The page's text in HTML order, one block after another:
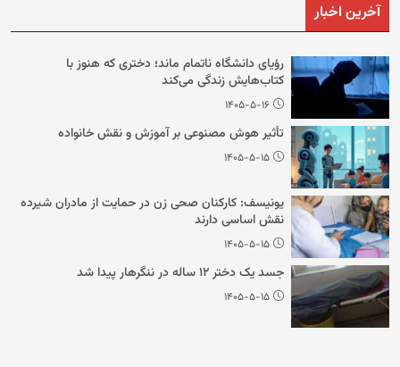
آخرین اخبار
رؤیای دانشگاه ناتمام ماند؛ دختری که هنوز با
کتاب‌هایش زندگی می‌کند
۱۴۰۵-۵-۱۶
تأثیر هوش مصنوعی بر آموزش و نقش خانواده
۱۴۰۵-۵-۱۵
یونیسف: کارکنان صحی زن در حمایت از مادران شیرده
نقش اساسی دارند
۱۴۰۵-۵-۱۵
جسد یک دختر ۱۲ ساله در ننگرهار پیدا شد
۱۴۰۵-۵-۱۵